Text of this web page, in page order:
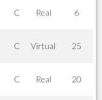
C Real 6
C Virtual 25
C Real 20